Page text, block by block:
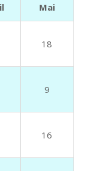
Mai
18
9
16